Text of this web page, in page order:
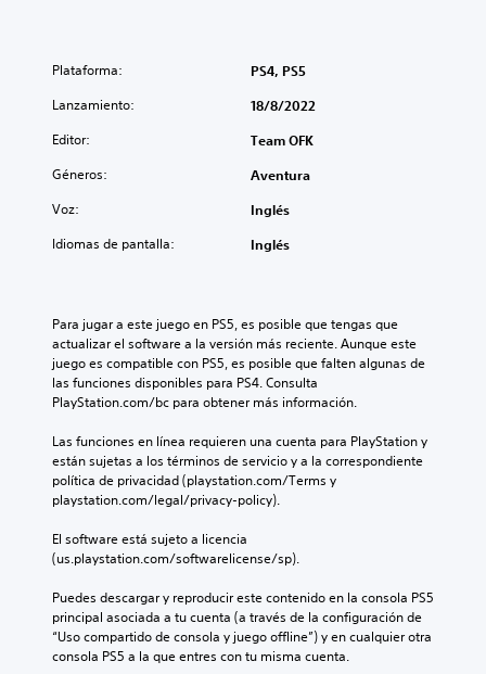
Plataforma: PS4, PS5
Lanzamiento: 18/8/2022
Editor: Team OFK
Géneros: Aventura
Voz: Inglés
Idiomas de pantalla: Inglés
Para jugar a este juego en PS5, es posible que tengas que
actualizar el software a la versión más reciente. Aunque este
juego es compatible con PS5, es posible que falten algunas de
las funciones disponibles para PS4. Consulta
PlayStation.com/bc para obtener más información.
Las funciones en línea requieren una cuenta para PlayStation y
están sujetas a los términos de servicio y a la correspondiente
política de privacidad (playstation.com/Terms y
playstation.com/legal/privacy-policy).
El software está sujeto a licencia
(us.playstation.com/softwarelicense/sp).
Puedes descargar y reproducir este contenido en la consola PS5
principal asociada a tu cuenta (a través de la configuración de
“Uso compartido de consola y juego offline”) y en cualquier otra
consola PS5 a la que entres con tu misma cuenta.